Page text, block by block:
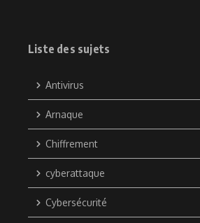
Liste des sujets
Antivirus
Arnaque
Chiffrement
cyberattaque
Cybersécurité